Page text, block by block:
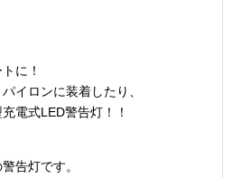
に！
イロンに装着したり、
電式LED警告灯！！
告灯です。